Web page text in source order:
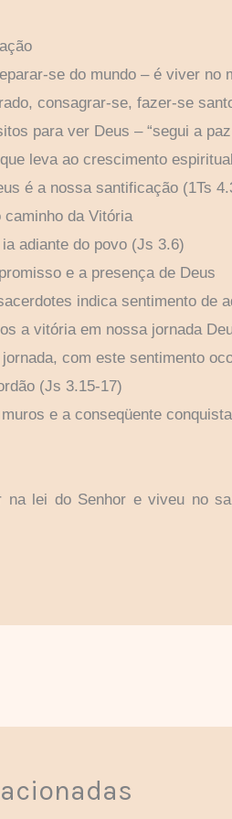
se do mundo – é viver no
consagrar-se, fazer-se
para ver Deus – “segui a
leva ao crescimento
é a nossa santificação (1Ts
caminho da Vitória
adiante do povo (Js 3.6)
e a presença de Deus
indica sentimento de
a vitória em nossa jornada
com este sentimento
(Js 3.15-17)
e a conseqüente
na lei do Senhor e viveu no